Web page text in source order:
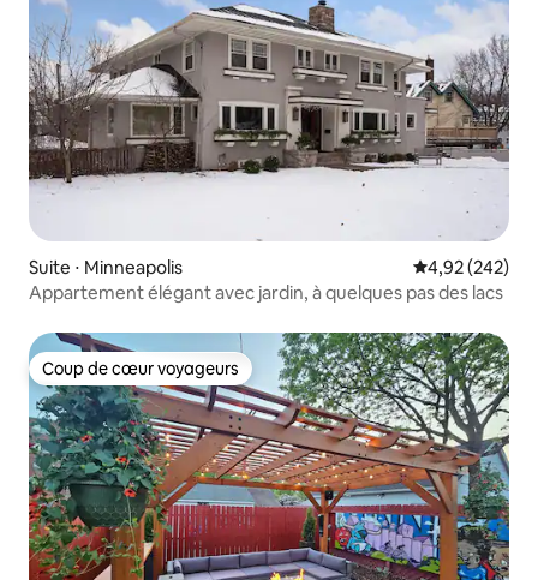
Suite ⋅ Minneapolis Évaluation
4,92 (242)
Appartement élégant avec jardin, à quelques pas des lacs
Coup de cœur voyageurs
Coup de cœur voyageurs